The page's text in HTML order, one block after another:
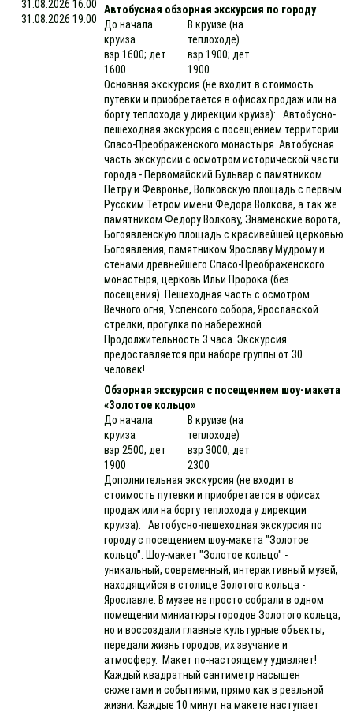
31.08.2026 16:00
31.08.2026 19:00
Автобусная обзорная экскурсия по городу
До начала
круиза
взр 1600; дет
1600
В круизе (на
теплоходе)
взр 1900; дет
1900
Основная экскурсия (не входит в стоимость
путевки и приобретается в офисах продаж или на
борту теплохода у дирекции круиза): Автобусно-
пешеходная экскурсия с посещением территории
Спасо-Преображенского монастыря. Автобусная
часть экскурсии с осмотром исторической части
города - Первомайский Бульвар с памятником
Петру и Февронье, Волковскую площадь с первым
Русским Тетром имени Федора Волкова, а так же
памятником Федору Волкову, Знаменские ворота,
Богоявленскую площадь с красивейшей церковью
Богоявления, памятником Ярославу Мудрому и
стенами древнейшего Спасо-Преображенского
монастыря, церковь Ильи Пророка (без
посещения). Пешеходная часть с осмотром
Вечного огня, Успенсого собора, Ярославской
стрелки, прогулка по набережной.
Продолжительность 3 часа. Экскурсия
предоставляется при наборе группы от 30
человек!
Обзорная экскурсия с посещением шоу-макета
«Золотое кольцо»
До начала
круиза
взр 2500; дет
1900
В круизе (на
теплоходе)
взр 3000; дет
2300
Дополнительная экскурсия (не входит в
стоимость путевки и приобретается в офисах
продаж или на борту теплохода у дирекции
круиза): Автобусно-пешеходная экскурсия по
городу с посещением шоу-макета "Золотое
кольцо". Шоу-макет "Золотое кольцо" -
уникальный, современный, интерактивный музей,
находящийся в столице Золотого кольца -
Ярославле. В музее не просто собрали в одном
помещении миниатюры городов Золотого кольца,
но и воссоздали главные культурные объекты,
передали жизнь городов, их звучание и
атмосферу. Макет по-настоящему удивляет!
Каждый квадратный сантиметр насыщен
сюжетами и событиями, прямо как в реальной
жизни. Каждые 10 минут на макете наступает